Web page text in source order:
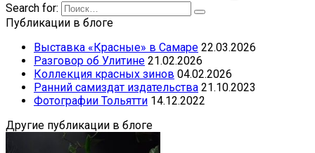
Search for:
Публикации в блоге
Выставка «Красные» в Самаре 22.03.2026
Разговор об Улитине 21.02.2026
Коллекция красных зинов 04.02.2026
Ранний самиздат издательства 21.10.2023
Фотографии Тольятти 14.12.2022
Другие публикации в блоге